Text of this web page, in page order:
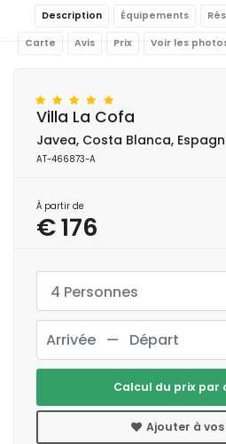
Description Équipements
Carte Avis Prix Voir les
Villa La Cofa
Javea, Costa Blanca,
AT-466873-A
À partir de
€ 176
4 Personnes
Calcul du prix par
Ajouter à